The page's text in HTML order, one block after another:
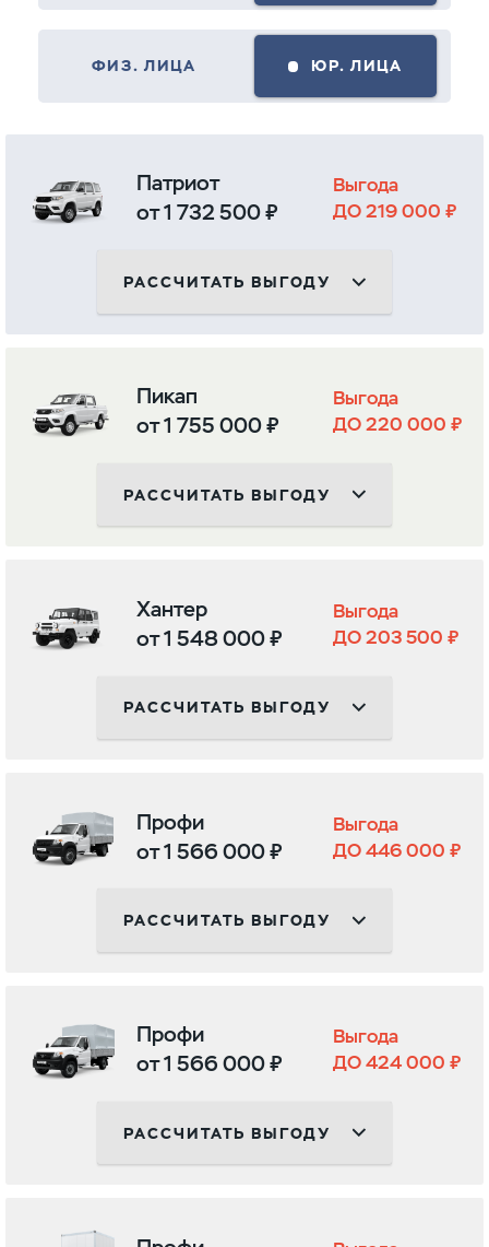
ФИЗ. ЛИЦА ЮР. ЛИЦА
Патриот
от 1 732 500 ₽
Выгода
ДО 219 000 ₽
РАССЧИТАТЬ ВЫГОДУ
Пикап
от 1 755 000 ₽
Выгода
ДО 220 000 ₽
РАССЧИТАТЬ ВЫГОДУ
Хантер
от 1 548 000 ₽
Выгода
ДО 203 500 ₽
РАССЧИТАТЬ ВЫГОДУ
Профи
от 1 566 000 ₽
Выгода
ДО 446 000 ₽
РАССЧИТАТЬ ВЫГОДУ
Профи
от 1 566 000 ₽
Выгода
ДО 424 000 ₽
РАССЧИТАТЬ ВЫГОДУ